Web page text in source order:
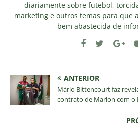
diariamente sobre futebol,
marketing e outros temas para que
bem abastecida de
ANTERIOR
Mário Bittencourt faz
contrato de Marlon com o